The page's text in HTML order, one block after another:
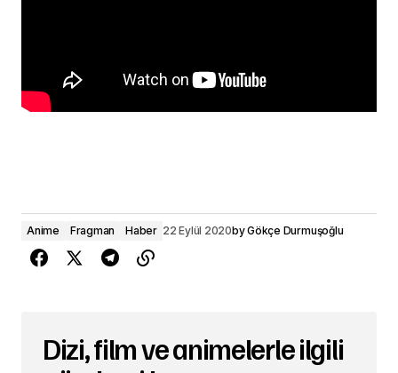
Anime Fragman Haber 22 Eylül 2020byGökçe Durmuşoğlu
Dizi, film ve animelerle ilgili